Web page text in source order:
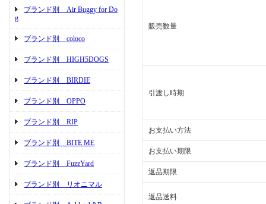
ブランド別 Air Buggy for Do
g
ブランド別 coloco
ブランド別 HIGH5DOGS
ブランド別 BIRDIE
ブランド別 OPPO
ブランド別 RIP
ブランド別 BITE ME
ブランド別 FuzzYard
ブランド別 リオニマル
販売数量
引渡し時期
お支払い方法
お支払い期限
返品期限
返品送料